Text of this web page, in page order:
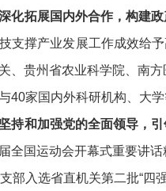
化拓展国内外合作，构建政
支撑产业发展工作成效给
、贵州省农业科学院、南
40家国内外科研机构、大学
持和加强党的全面领导，引
全国运动会开幕式重要讲
部入选省直机关第二批“四